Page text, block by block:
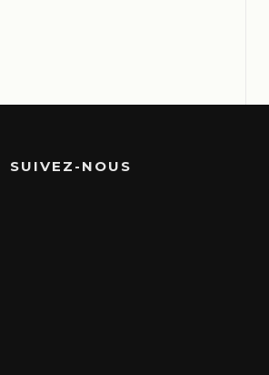
SUIVEZ-NOUS